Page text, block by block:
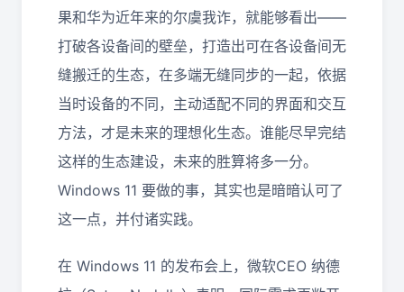
果和华为近年来的尔虞我诈，就能够看出——
打破各设备间的壁垒，打造出可在各设备间无
缝搬迁的生态，在多端无缝同步的一起，依据
当时设备的不同，主动适配不同的界面和交互
方法，才是未来的理想化生态。谁能尽早完结
这样的生态建设，未来的胜算将多一分。
Windows 11 要做的事，其实也是暗暗认可了
这一点，并付诸实践。
在 Windows 11 的发布会上，微软CEO 纳德